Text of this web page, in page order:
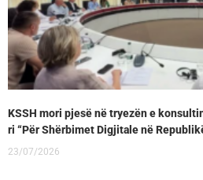
KSSH mori pjesë në tryezën e
ri “Për Shërbimet Digjitale në
23/07/2026